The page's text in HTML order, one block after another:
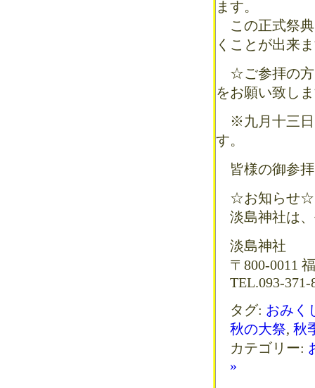
ます。
この正式祭典
くことが出来
☆ご参拝の方
をお願い致し
※九月十三日
す。
皆様の御参拝
☆お知らせ☆
淡島神社は、
淡島神社
〒800-0011
TEL.093-371-
タグ: おみく
秋の大祭, 秋
カテゴリー:
»